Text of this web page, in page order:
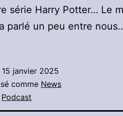
série Harry Potter… Le
parlé un peu entre
15 janvier 2025
comme News
Podcast